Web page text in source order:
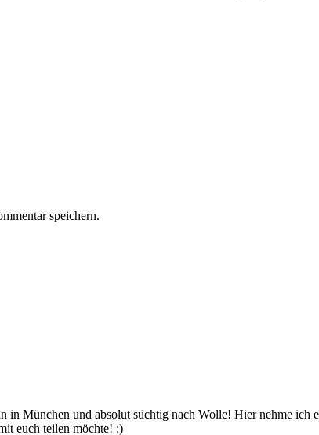
speichern.
München und absolut süchtig nach Wolle! Hier nehme ich
euch teilen möchte! :)